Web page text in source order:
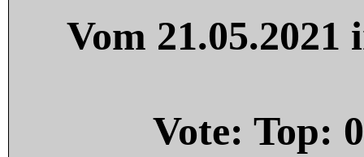
Vom
Vote: Top: 0